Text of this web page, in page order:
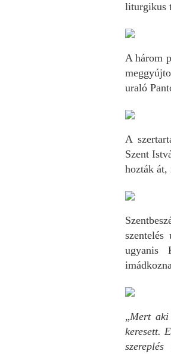
liturgikus
A három
uraló
A
Szent
hozták
ugyanis
„Mert aki
keresett.